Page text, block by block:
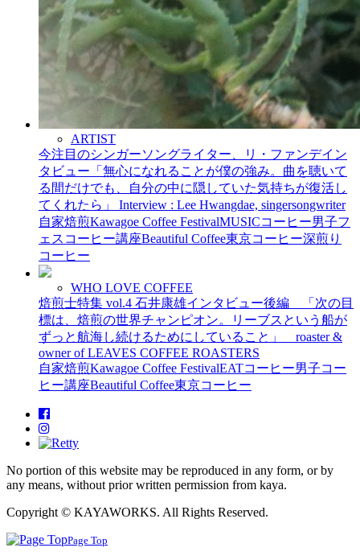
ARTIST
今注目のシンガーソングライター、リ・ファンデイン
タビュー「無心になれることが僕の強み。曲を聴いて
る間だけでも、自分の中に隠していた気持ちが復活し
てくれたら」 Interview : Lee Hwangdae, singersongwriter
自家焙煎Kawagoe Coffee FestivalMUSICコーヒー男子フ
ェス コーヒー講座Beautiful Coffee東京コーヒー深煎り
コーヒー
WHO LOVE COFFEE
焙煎士特集 vol.4 石井康雄インタビュー後編 「次の目
標は、焙煎の世界チャンピオン。リーブスという船が
ずっと航海し続けるためにしていること」 roaster &
owner of LEAVES COFFEE ROASTERS
自家焙煎Kawagoe Coffee FestivalEATコーヒー男子コー
ヒー講座Beautiful Coffee東京コーヒー
No portion of this website may be reproduced in any form, or by
any means, without prior written permission from kaya.
Copyright © KAYAWORKS. All Rights Reserved.
Page Top